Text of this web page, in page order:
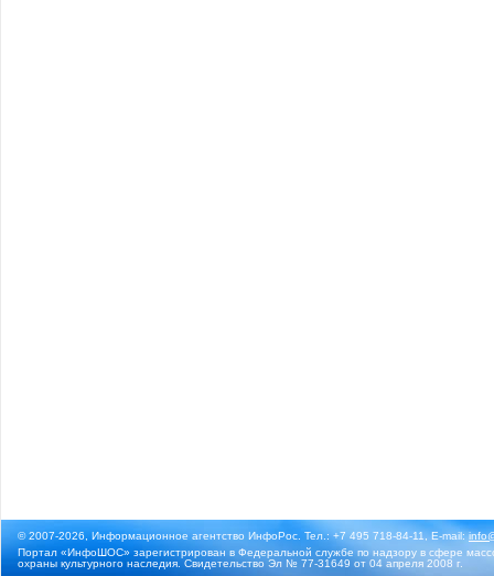
© 2007-2026, Информационное агентство ИнфоРос. Тел.: +7 495 718-84-11, E-mail:
Портал «ИнфоШОС» зарегистрирован в Федеральной службе по надзору в сфере
охраны культурного наследия. Свидетельство Эл № 77-31649 от 04 апреля 2008 г.